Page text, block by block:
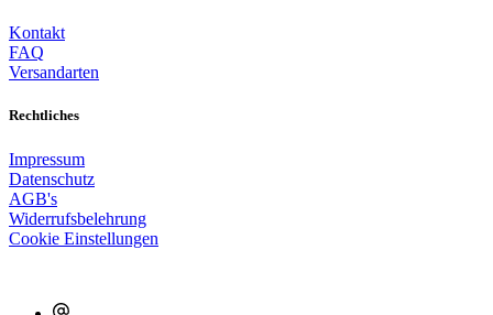
Kontakt
FAQ
Versandarten
Rechtliches
Impressum
Datenschutz
AGB's
Widerrufsbelehrung
Cookie Einstellungen